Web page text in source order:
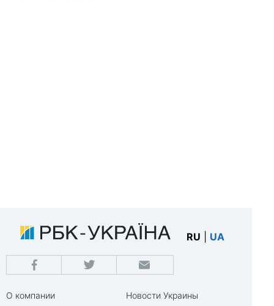
RU UA
О компании
Новости Украины